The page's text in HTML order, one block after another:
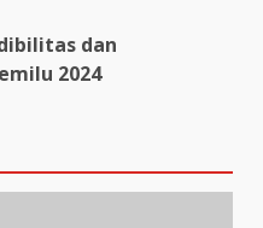
dan
2024